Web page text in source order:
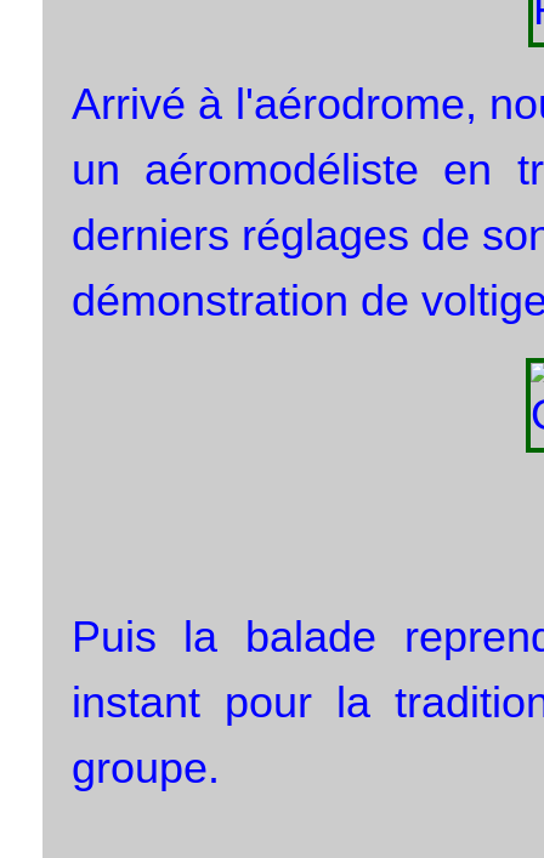
Arrivé à l'aérodrome,
un aéromodéliste en
derniers réglages de
démonstration de
Puis la balade
instant pour la
groupe.